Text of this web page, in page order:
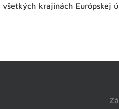
všetkých krajinách Európskej